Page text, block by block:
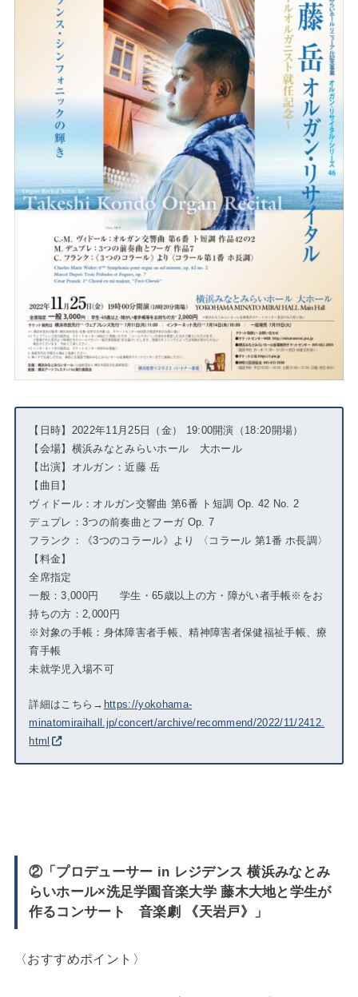
【日時】2022年11月25日（金） 19:00開演（18:20開場）
【会場】横浜みなとみらいホール 大ホール
【出演】オルガン：近藤 岳
【曲目】
ヴィドール：オルガン交響曲 第6番 ト短調 Op. 42 No. 2
デュプレ：3つの前奏曲とフーガ Op. 7
フランク：《3つのコラール》より 〈コラール 第1番 ホ長調〉
【料金】
全席指定
一般：3,000円 学生・65歳以上の方・障がい者手帳※をお
持ちの方：2,000円
※対象の手帳：身体障害者手帳、精神障害者保健福祉手帳、療
育手帳
未就学児入場不可
詳細はこちら→ https://yokohama-
minatomiraihall.jp/concert/archive/recommend/2022/11/2412.
html
②「プロデューサー in レジデンス 横浜みなとみ
らいホール×洗足学園音楽大学 藤木大地と学生が
作るコンサート 音楽劇 《天岩戸》」
〈おすすめポイント〉